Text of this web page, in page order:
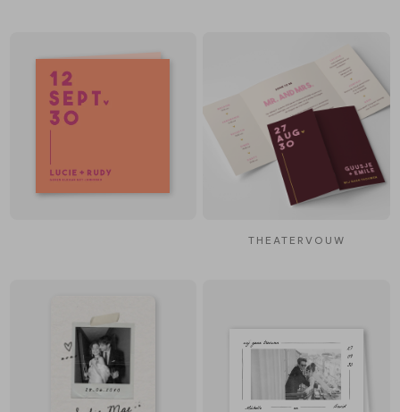
THEATERVOUW